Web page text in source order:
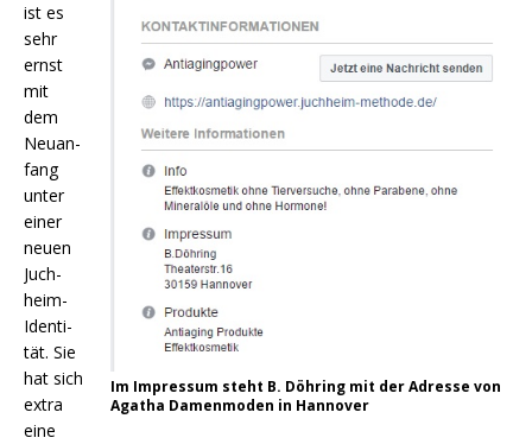
Im Impres­sum steht B. Döh­ring mit der Adres­se von
Aga­tha Damen­mo­den in Hannover
ist es
sehr
ernst
mit
dem
Neu­an­
fang
unter
einer
neu­en
Juch­
heim-
Iden­ti­
tät. Sie
hat sich
extra
eine